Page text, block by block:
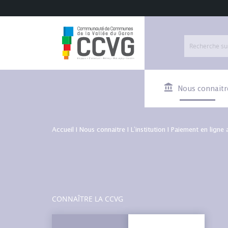
Nous
Accueil Nous connaitre L’institution Paiement en ligne
CONNAÎTRE LA CCVG